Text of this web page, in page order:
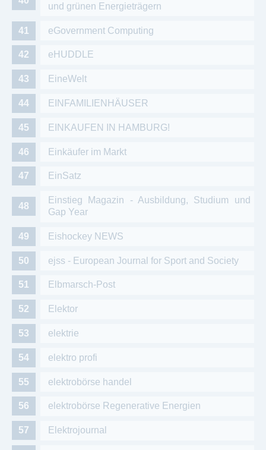
und grünen Energieträgern
eGovernment Computing
eHUDDLE
EineWelt
EINFAMILIENHÄUSER
EINKAUFEN IN HAMBURG!
Einkäufer im Markt
EinSatz
Einstieg Magazin - Ausbildung, Studium und
Gap Year
Eishockey NEWS
ejss - European Journal for Sport and Society
Elbmarsch-Post
Elektor
elektrie
elektro profi
elektrobörse handel
elektrobörse Regenerative Energien
Elektrojournal